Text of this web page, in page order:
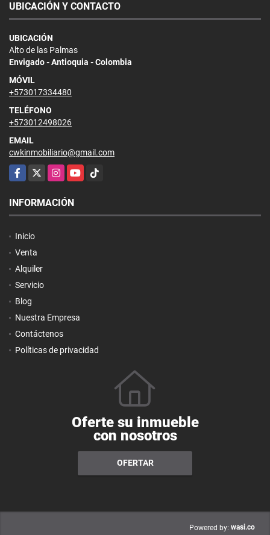
UBICACIÓN Y CONTACTO
UBICACIÓN
Alto de las Palmas
Envigado - Antioquia - Colombia
MÓVIL
+573017334480
TELÉFONO
+573012498026
EMAIL
cwkinmobiliario@gmail.com
Facebook
X InstagramYouTubeTikTok
INFORMACIÓN
Inicio
Venta
Alquiler
Servicio
Blog
Nuestra Empresa
Contáctenos
Políticas de privacidad
Oferte su inmueble
con nosotros
OFERTAR
Powered by: wasi.co